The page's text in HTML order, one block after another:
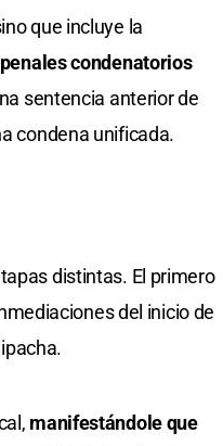
que incluye la
condenatorios
sentencia anterior de
condena unificada.
distintas. El primero
del inicio de
manifestándole que